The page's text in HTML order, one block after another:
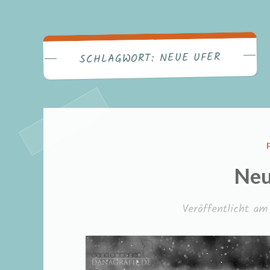
SCHLAGWORT: NEUE UFER
Veröffentlicht am